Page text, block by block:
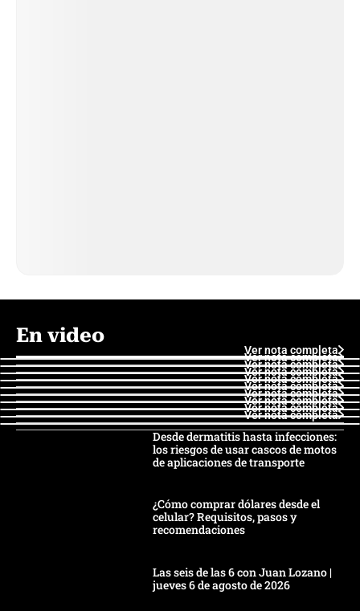
En video
Ver nota completa
Ver nota completa
Ver nota completa
Ver nota completa
Ver nota completa
Ver nota completa
Ver nota completa
Ver nota completa
Ver nota completa
Ver nota completa
Desde dermatitis hasta infecciones:
los riesgos de usar cascos de motos
de aplicaciones de transporte
¿Cómo comprar dólares desde el
celular? Requisitos, pasos y
recomendaciones
Las seis de las 6 con Juan Lozano |
jueves 6 de agosto de 2026